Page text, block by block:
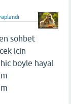
sohbet
icin
boyle hayal